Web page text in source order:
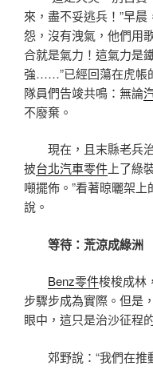
來，盡不妥逃兵！”早
怨，沒有洩氣，他們用
合就是氣力！這氣力是
強……”已經回蕩在虎帳
隊員們告竣共鳴：無論
不廢棄。
現在，且末縣老兵
披台北汽車零件 上了綠
噸擺佈。”看著晾曬架
說。
等待：荒涼成綠洲
Benz零件梭梭成林
步驟步成為實際。但是
眼中，這只是治沙征程
郊野說：“我們在